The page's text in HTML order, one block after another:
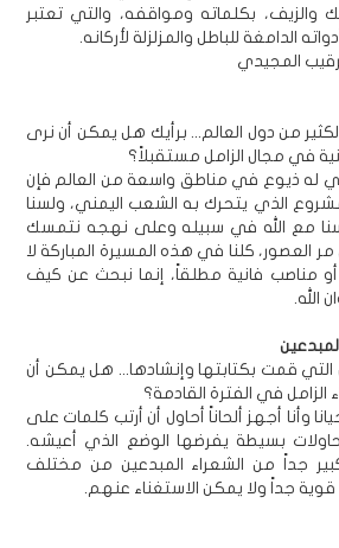
والزيف، بكلماته ومواقفه، والتي تعتبر
الدامغة للباطل والمزلزلة لأركانه.
المجيدي
من دول العالم... برأيك هل يمكن أن نرى
في مجال الزامل مستقبلاً؟
له ذيوع في مناطق واسعة من العالم فإن
الذي يتحرك به الشعب اليمني، ولسنا
مع الله في سبيله وعلى نهجه نتمسك
العصور، كلنا في هذه المسيرة المباركة لا
مناصب فانية مطلقاً، إنما نبحث عن كيف
التي قمت بكتابتها وإنشادها... هل يمكن أن
في الفترة القادمة؟
وأنا أجهز ألحاناً أحاول أن أرتب كلمات على
بسيطة يفرضها الوضع الذي أعيشه.
جداً من الشعراء المبدعين من مختلف
جداً ولا يمكن الاستغناء عنهم.